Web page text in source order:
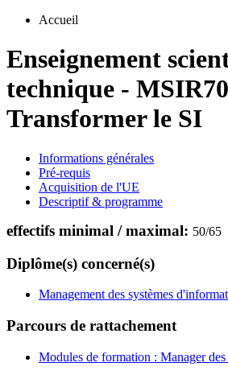
Accueil
Enseignement
technique -
Transformer le SI
Informations générales
Pré-requis
Acquisition de l'UE
Descriptif & programme
effectifs minimal / maximal: 50/65
Diplôme(s) concerné(s)
Management des systèmes
Parcours de rattachement
Modules de formation : Manager des